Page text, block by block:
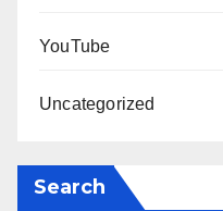
YouTube
Uncategorized
Search